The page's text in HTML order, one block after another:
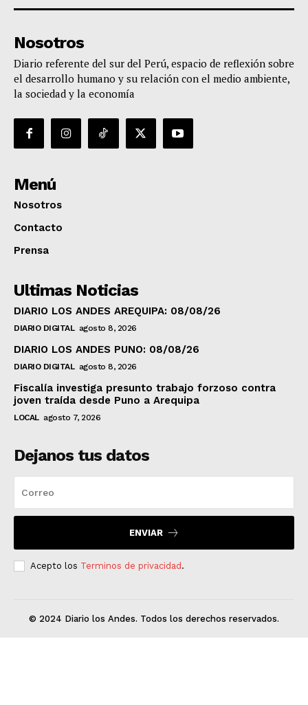
Nosotros
Diario referente del sur del Perú, espacio de reflexión sobre
el desarrollo humano y su relación con el medio ambiente,
la sociedad y la economía
Menú
Nosotros
Contacto
Prensa
Ultimas Noticias
DIARIO LOS ANDES AREQUIPA: 08/08/26
DIARIO DIGITAL agosto 8, 2026
DIARIO LOS ANDES PUNO: 08/08/26
DIARIO DIGITAL agosto 8, 2026
Fiscalía investiga presunto trabajo forzoso contra
joven traída desde Puno a Arequipa
LOCAL agosto 7, 2026
Dejanos tus datos
ENVIAR
Acepto los Terminos de privacidad .
© 2024 Diario los Andes. Todos los derechos reservados.